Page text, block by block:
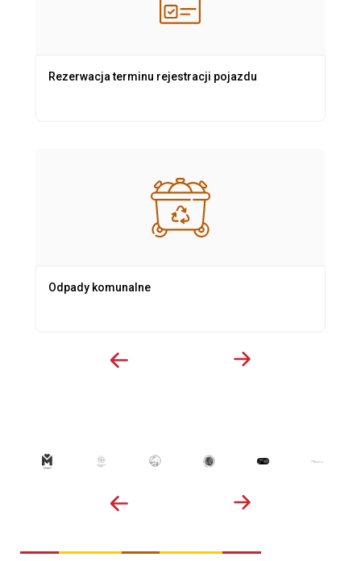
Rezerwacja terminu rejestracji pojazdu
Odpady komunalne